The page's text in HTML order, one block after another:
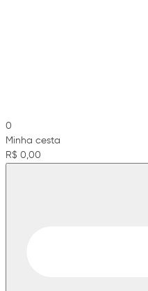
0
Minha cesta
R$ 0,00